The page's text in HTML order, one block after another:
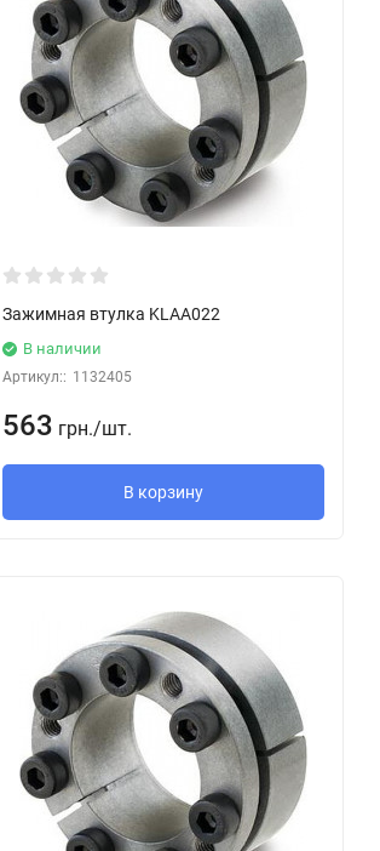
Зажимная втулка KLAA022
В наличии
Артикул:: 1132405
563 грн./шт.
В корзину